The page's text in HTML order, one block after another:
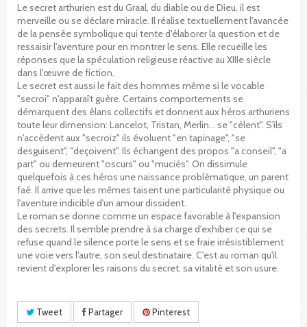
Le secret arthurien est du Graal, du diable ou de Dieu, il est
merveille ou se déclare miracle. Il réalise textuellement l'avancée
de la pensée symbolique qui tente d'élaborer la question et de
ressaisir l'aventure pour en montrer le sens. Elle recueille les
réponses que la spéculation religieuse réactive au XIIIe siècle
dans l'œuvre de fiction.
Le secret est aussi le fait des hommes même si le vocable
"secroi" n'apparaît guère. Certains comportements se
démarquent des élans collectifs et donnent aux héros arthuriens
toute leur dimension: Lancelot, Tristan, Merlin... se "cèlent". S'ils
n'accèdent aux "secroiz" ils évoluent "en tapinage", "se
desguisent", "deçoivent". Ils échangent des propos "a conseil", "a
part" ou demeurent "oscurs" ou "muciés". On dissimule
quelquefois à ces héros une naissance problématique, un parent
faé. Il arrive que les mêmes taisent une particularité physique ou
l'aventure indicible d'un amour dissident.
Le roman se donne comme un espace favorable à l'expansion
des secrets. Il semble prendre à sa charge d'exhiber ce qui se
refuse quand le silence porte le sens et se fraie irrésistiblement
une voie vers l'autre, son seul destinataire. C'est au roman qu'il
revient d'explorer les raisons du secret, sa vitalité et son usure.
Tweet Partager Pinterest